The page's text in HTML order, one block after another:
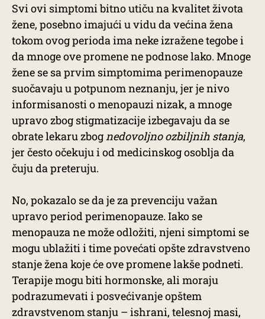
Svi ovi simptomi bitno utiču na kvalitet života
žene, posebno imajući u vidu da većina žena
tokom ovog perioda ima neke izražene tegobe i
da mnoge ove promene ne podnose lako. Mnoge
žene se sa prvim simptomima perimenopauze
suočavaju u potpunom neznanju, jer je nivo
informisanosti o menopauzi nizak, a mnoge
upravo zbog stigmatizacije izbegavaju da se
obrate lekaru zbog nedovoljno ozbiljnih stanja,
jer često očekuju i od medicinskog osoblja da
čuju da preteruju.
No, pokazalo se da je za prevenciju važan
upravo period perimenopauze. Iako se
menopauza ne može odložiti, njeni simptomi se
mogu ublažiti i time povećati opšte zdravstveno
stanje žena koje će ove promene lakše podneti.
Terapije mogu biti hormonske, ali moraju
podrazumevati i posvećivanje opštem
zdravstvenom stanju – ishrani, telesnoj masi,